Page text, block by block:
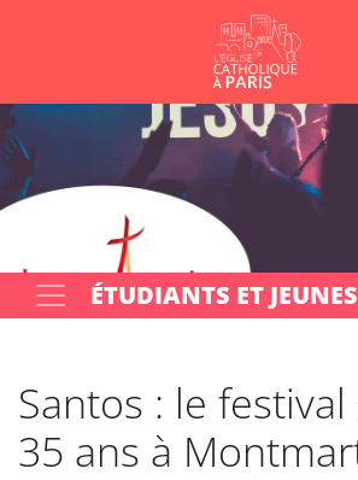
Votre recherche
ÉTUDIANTS ET
Santos : le
35 ans à
Panneau de gestion des cookies